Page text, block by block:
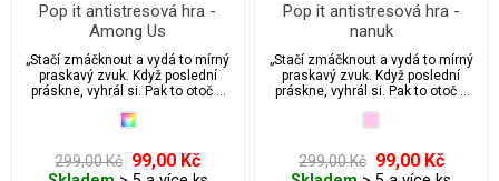
Pop it antistresová hra -
Among Us
„Stačí zmáčknout a vydá to mírný
praskavý zvuk. Když poslední
práskne, vyhrál si. Pak to otoč a
opakovaně použitelné a
ideální pro úlevu od stresu a
úzkosti, vhodná pro autisty.
299,00 Kč 99,00 Kč
Pop it antistresová hra -
nanuk
„Stačí zmáčknout a vydá to mírný
praskavý zvuk. Když poslední
práskne, vyhrál si. Pak to otoč a
ideální pro úlevu od stresu a
úzkosti, vhodná pro autisty.
299,00 Kč 99,00 Kč